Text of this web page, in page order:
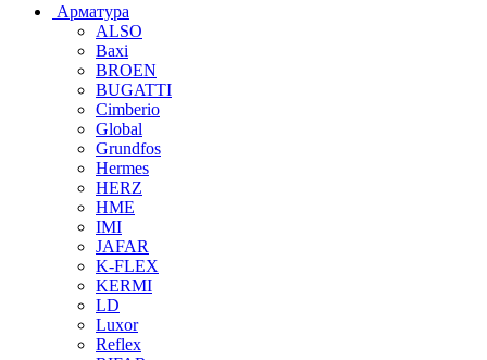
Арматура
ALSO
Baxi
BROEN
BUGATTI
Cimberio
Global
Grundfos
Hermes
HERZ
HME
IMI
JAFAR
K-FLEX
KERMI
LD
Luxor
Reflex